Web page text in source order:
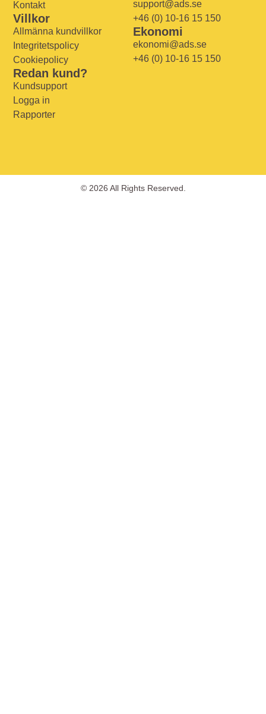
support@ads.se
+46 (0) 10-16 15 150
Ekonomi
ekonomi@ads.se
+46 (0) 10-16 15 150
Kontakt
Villkor
Allmänna kundvillkor
Integritetspolicy
Cookiepolicy
Redan kund?
Kundsupport
Logga in
Rapporter
© 2026 All Rights Reserved.